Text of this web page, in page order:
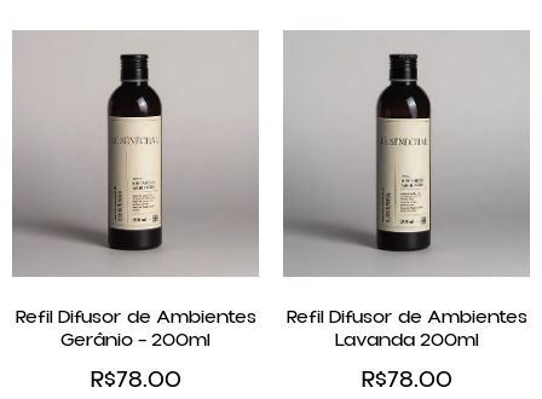
Refil Difusor de Ambientes
Gerânio – 200ml
R$78.00
Refil Difusor de Ambientes
Lavanda 200ml
R$78.00